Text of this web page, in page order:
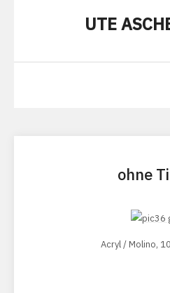
UTE
ohne
Acryl / Molino,